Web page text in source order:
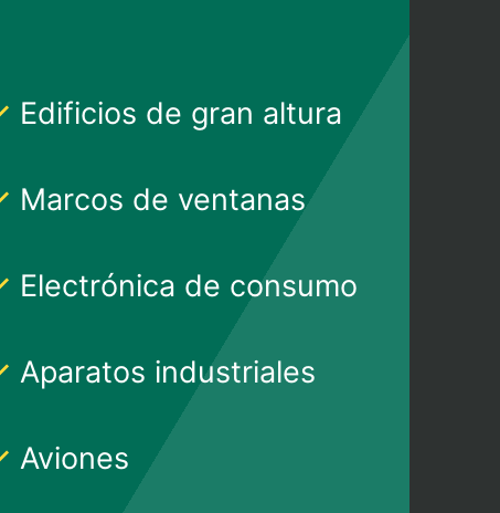
Edificios de gran altura
Marcos de ventanas
Electrónica de consumo
Aparatos industriales
Aviones